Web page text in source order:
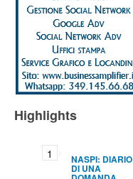
Highlights
NASPI: DIARIO
DI UNA